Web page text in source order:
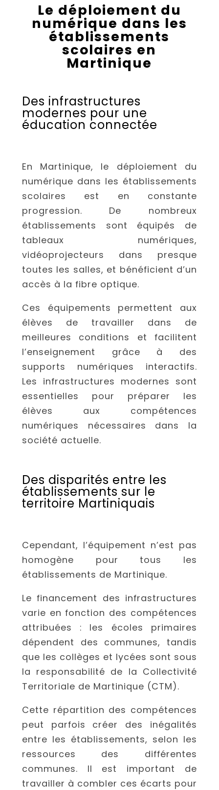
Le déploiement du
numérique dans les
établissements
scolaires en
Martinique
Des infrastructures
modernes pour une
éducation connectée
En Martinique, le déploiement du
numérique dans les établissements
scolaires est en constante
progression. De nombreux
établissements sont équipés de
tableaux numériques,
vidéoprojecteurs dans presque
toutes les salles, et bénéficient d’un
accès à la fibre optique.
Ces équipements permettent aux
élèves de travailler dans de
meilleures conditions et facilitent
l’enseignement grâce à des
supports numériques interactifs.
Les infrastructures modernes sont
essentielles pour préparer les
élèves aux compétences
numériques nécessaires dans la
société actuelle.
Des disparités entre les
établissements sur le
territoire Martiniquais
Cependant, l’équipement n’est pas
homogène pour tous les
établissements de Martinique.
Le financement des infrastructures
varie en fonction des compétences
attribuées : les écoles primaires
dépendent des communes, tandis
que les collèges et lycées sont sous
la responsabilité de la Collectivité
Territoriale de Martinique (CTM).
Cette répartition des compétences
peut parfois créer des inégalités
entre les établissements, selon les
ressources des différentes
communes. Il est important de
travailler à combler ces écarts pour